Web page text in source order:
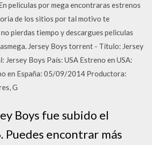
peliculas por mega encontraras estrenos
de los sitios por tal motivo te
pierdas tiempo y descargues peliculas
Jersey Boys torrent - Título: Jersey
Boys País: USA Estreno en USA:
en España: 05/09/2014 Productora:
G
Boys fue subido el
encontrar más